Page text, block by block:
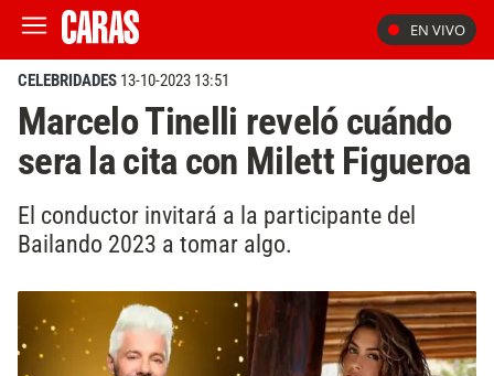
EN VIVO
CELEBRIDADES 13-10-2023 13:51
Marcelo Tinelli reveló cuándo
sera la cita con Milett Figueroa
El conductor invitará a la participante del
Bailando 2023 a tomar algo.